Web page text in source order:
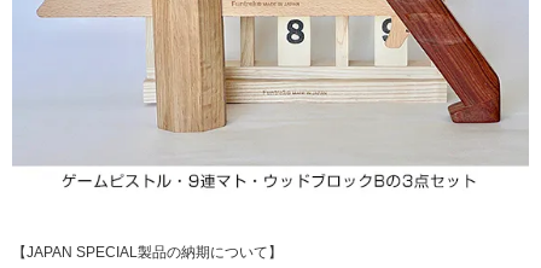
【JAPAN SPECIAL製品の納期について】